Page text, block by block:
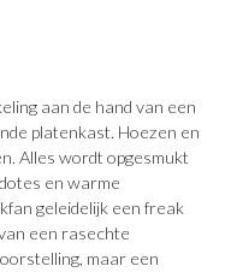
aan de hand van een
platenkast. Hoezen en
Alles wordt opgesmukt
en warme
geleidelijk een freak
een rasechte
maar een